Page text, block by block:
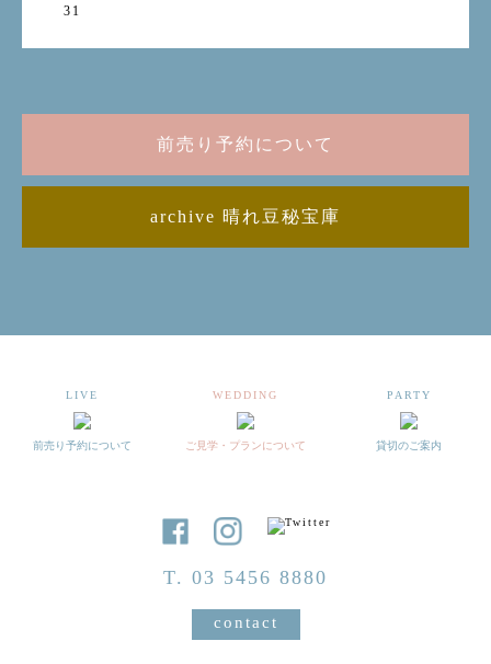
31
前売り予約について
archive 晴れ豆秘宝庫
LIVE
前売り予約について
WEDDING
ご見学・プランについて
PARTY
貸切のご案内
T. 03 5456 8880
contact